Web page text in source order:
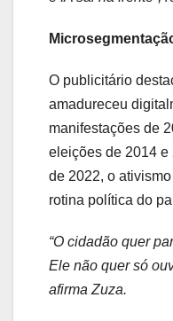
O publicitário
amadureceu
manifestações de
eleições de 2014
de 2022, o
rotina política do
“O cidadão quer
Ele não quer só
afirma Zuza.